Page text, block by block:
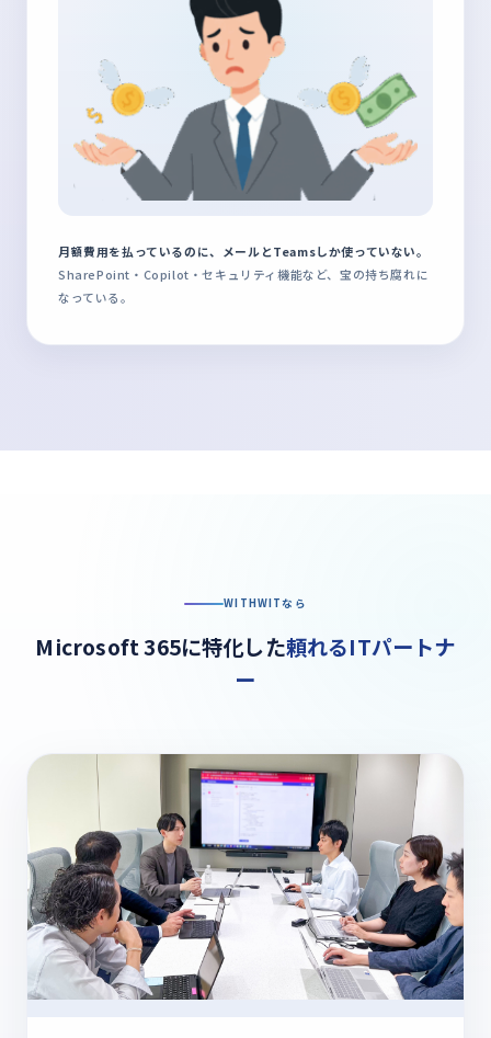
月額費用を払っているのに、メールとTeamsしか使っていない。
SharePoint・Copilot・セキュリティ機能など、宝の持ち腐れに
なっている。
WITHWITなら
Microsoft 365に特化した頼れるITパートナ
ー